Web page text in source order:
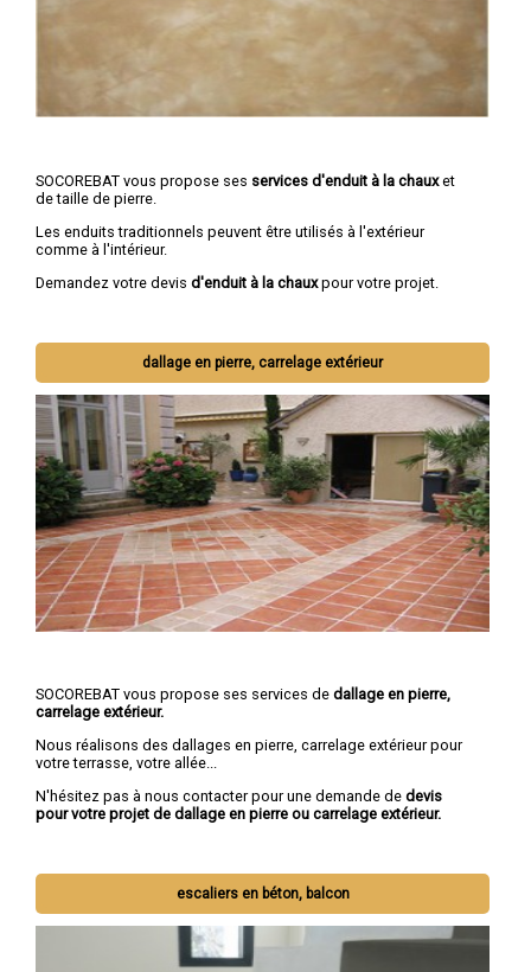
SOCOREBAT vous propose ses services d'enduit à la chauxet
de taille de pierre.
Les enduits traditionnels peuvent être utilisés à l'extérieur
comme à l'intérieur.
Demandez votre devis d'enduit à la chauxpour votre projet.
dallage en pierre, carrelage extérieur
SOCOREBAT vous propose ses services de dallage en pierre,
carrelage extérieur.
Nous réalisons des dallages en pierre, carrelage extérieur pour
votre terrasse, votre allée...
N'hésitez pas à nous contacter pour une demande de devis
pour votre projet de dallage en pierre ou carrelage extérieur.
escaliers en béton, balcon